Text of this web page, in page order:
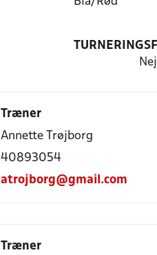
Nej
Træner
Annette Trøjborg
40893054
atrojborg@gmail.com
Træner